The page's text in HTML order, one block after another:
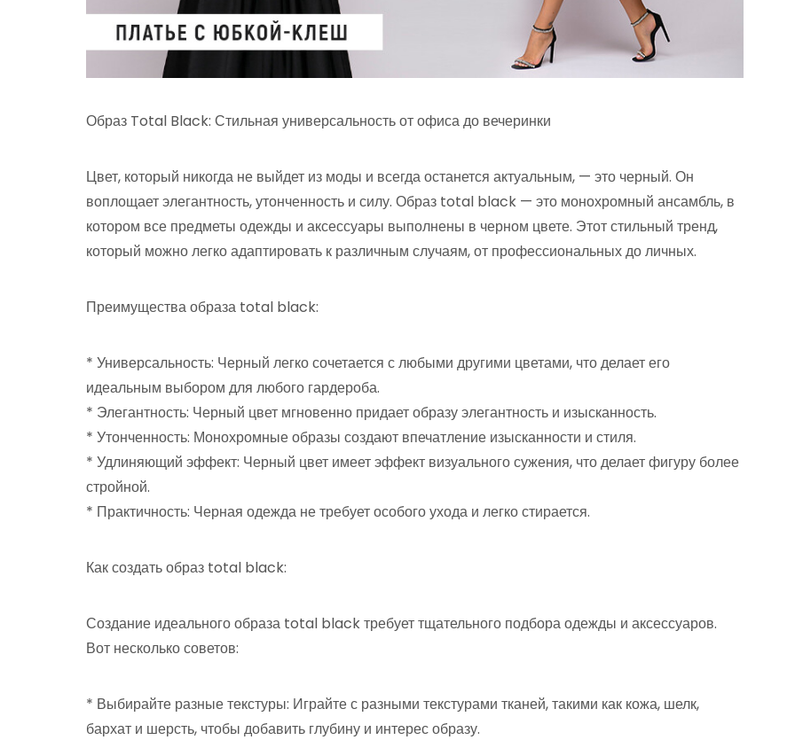
Образ Total Black: Стильная универсальность от офиса до вечеринки
Цвет, который никогда не выйдет из моды и всегда останется актуальным, — это черный. Он
воплощает элегантность, утонченность и силу. Образ total black — это монохромный ансамбль, в
котором все предметы одежды и аксессуары выполнены в черном цвете. Этот стильный тренд,
который можно легко адаптировать к различным случаям, от профессиональных до личных.
Преимущества образа total black:
* Универсальность: Черный легко сочетается с любыми другими цветами, что делает его
идеальным выбором для любого гардероба.
* Элегантность: Черный цвет мгновенно придает образу элегантность и изысканность.
* Утонченность: Монохромные образы создают впечатление изысканности и стиля.
* Удлиняющий эффект: Черный цвет имеет эффект визуального сужения, что делает фигуру более
стройной.
* Практичность: Черная одежда не требует особого ухода и легко стирается.
Как создать образ total black:
Создание идеального образа total black требует тщательного подбора одежды и аксессуаров.
Вот несколько советов:
* Выбирайте разные текстуры: Играйте с разными текстурами тканей, такими как кожа, шелк,
бархат и шерсть, чтобы добавить глубину и интерес образу.